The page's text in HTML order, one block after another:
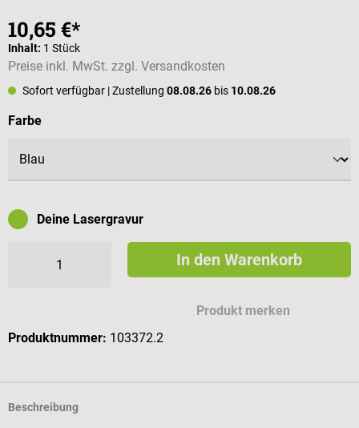
10,65 €*
Inhalt: 1 Stück
Preise inkl. MwSt. zzgl. Versandkosten
Sofort verfügbar | Zustellung 08.08.26 bis 10.08.26
Farbeauswählen
Deine Lasergravur
In den Warenkorb
Produkt merken
Produktnummer: 103372.2
Beschreibung